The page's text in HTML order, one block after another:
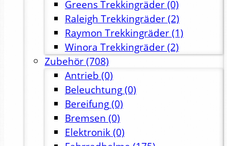
Greens Trekkingräder(0)
Raleigh Trekkingräder(2)
Raymon Trekkingräder(1)
Winora Trekkingräder(2)
Zubehör(708)
Antrieb (0)
Beleuchtung(0)
Bereifung(0)
Bremsen (0)
Elektronik(0)